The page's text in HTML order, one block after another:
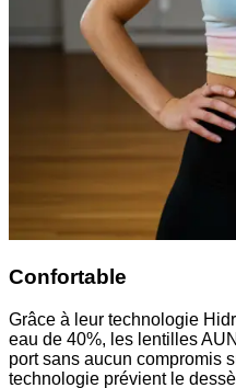
Confortable
Grâce à leur technologie
eau de 40%, les lentilles
port sans aucun compromis
technologie prévient le